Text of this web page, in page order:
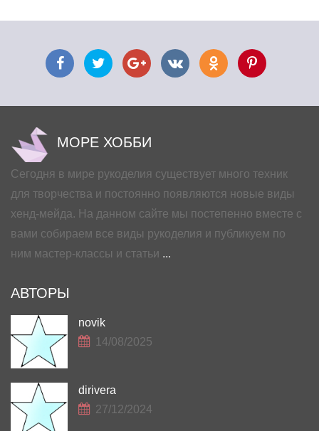
МОРЕ ХОББИ
Сегодня в мире рукоделия существует много техник
для творчества и постоянно появляются новые виды
хенд-мейда. На данном сайте мы постепенно вместе с
вами собираем все виды рукоделия и публикуем по
ним мастер-классы и статьи ...
АВТОРЫ
novik
14/08/2025
dirivera
27/12/2024